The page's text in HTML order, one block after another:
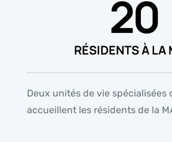
20
RÉSIDENTS À LA
Deux unités de vie spécialisées
accueillent les résidents de la